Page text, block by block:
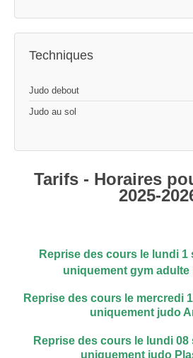
Techniques
Judo debout
Judo au sol
Tarifs - Horaires
2025-
Reprise des cours le lundi 1
uniquement gym adulte
Reprise des cours le mercredi
uniquement judo
Reprise des cours le lundi 08
uniquement judo